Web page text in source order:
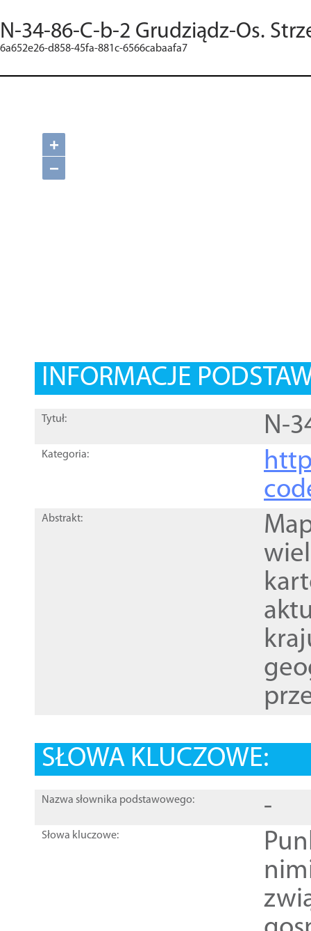
N-34-86-C-b-2 Grudziądz-Os.
6a652e26-d858-45fa-881c-6566cabaafa7
+
−
INFORMACJE
Tytuł: N-
Kategoria:
Abstrakt:
SŁOWA KLUCZOWE:
Nazwa słownika podstawowego: -
Słowa kluczowe: